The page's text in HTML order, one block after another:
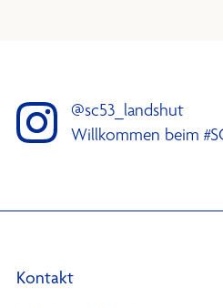
@sc53_landshut
Willkommen beim
Kontakt